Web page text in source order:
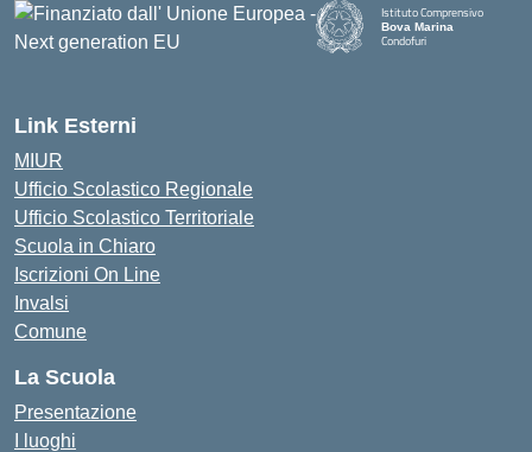
Istituto Comprensivo
Bova Marina
Condofuri
Link Esterni
MIUR
Ufficio Scolastico Regionale
Ufficio Scolastico Territoriale
Scuola in Chiaro
Iscrizioni On Line
Invalsi
Comune
La Scuola
Presentazione
I luoghi